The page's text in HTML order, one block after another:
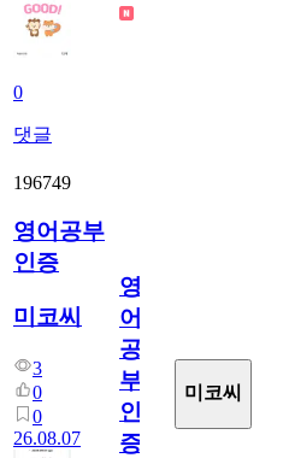
0
댓글
196749
영어공부
인증
미코씨
3
0
0
26.08.07
영
어
공
부
인
증
미코씨